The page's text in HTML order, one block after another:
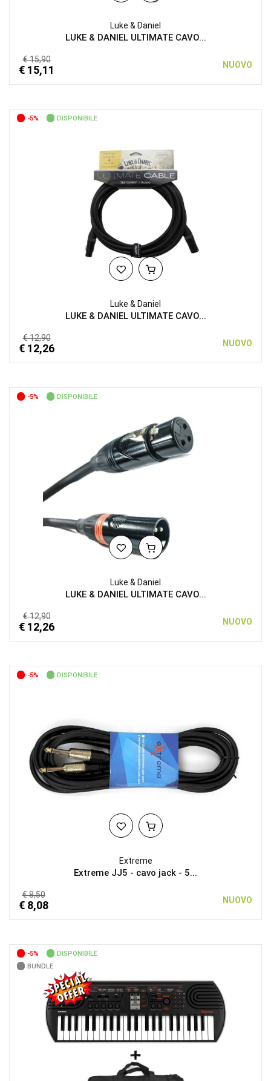
Luke & Daniel
LUKE & DANIEL ULTIMATE CAVO...
€ 15,90
€ 15,11 NUOVO
-5% DISPONIBILE
Luke & Daniel
LUKE & DANIEL ULTIMATE CAVO...
€ 12,90
€ 12,26 NUOVO
-5% DISPONIBILE
Luke & Daniel
LUKE & DANIEL ULTIMATE CAVO...
€ 12,90
€ 12,26 NUOVO
-5% DISPONIBILE
Extreme
Extreme JJ5 - cavo jack - 5...
€ 8,50
€ 8,08 NUOVO
-5%
DISPONIBILE
BUNDLE